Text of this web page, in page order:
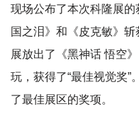
现场公布了本次科隆展
国之泪》和《皮克敏》
展放出了《黑神话 悟空
玩，获得了“最佳视觉奖
了最佳展区的奖项。